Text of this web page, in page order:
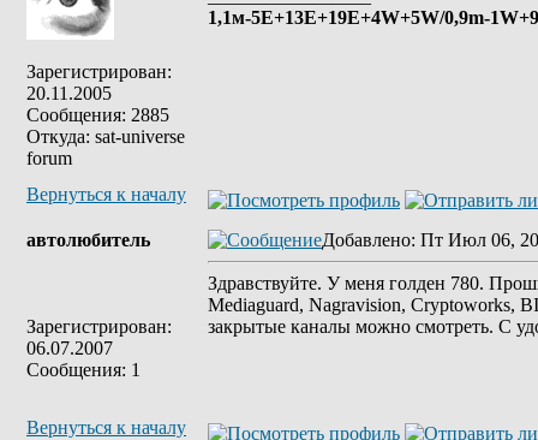
Зарегистрирован:
20.11.2005
Сообщения: 2885
Откуда: sat-universe
forum
1,1м-5E+13E+19Е+4W+5W/0,9m-
Вернуться к началу
автолюбитель
Зарегистрирован:
06.07.2007
Сообщения: 1
Добавлено: Пт Июл 06,
Здравствуйте. У меня голден 780.
Mediaguard, Nagravision, Cryptoworks,
закрытые каналы можно смотреть. С
Вернуться к началу